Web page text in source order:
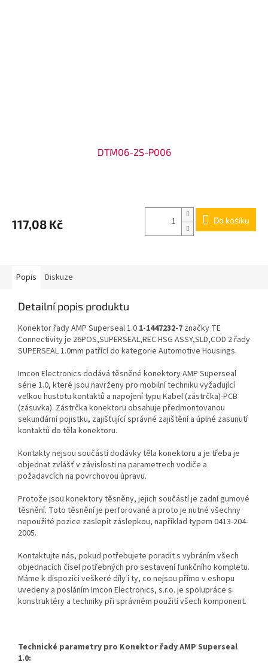
DTM06-2S-P006
117,08 Kč Do košíku
Popis Diskuze
Detailní popis produktu
Konektor řady AMP Superseal 1.0 1-1447232-7 značky TE
Connectivity je 26POS,SUPERSEAL,REC HSG ASSY,SLD,COD 2 řady
SUPERSEAL 1.0mm patřící do kategorie Automotive Housings.
Imcon Electronics dodává těsněné konektory AMP Superseal
série 1.0, které jsou navrženy pro mobilní techniku vyžadující
velkou hustotu kontaktů a napojení typu Kabel (zástrčka)-PCB
(zásuvka). Zástrčka konektoru obsahuje předmontovanou
sekundární pojistku, zajišťující správné zajištění a úplné zasunutí
kontaktů do těla konektoru.
Kontakty nejsou součástí dodávky těla konektoru a je třeba je
objednat zvlášť v závislosti na parametrech vodiče a
požadavcích na povrchovou úpravu.
Protože jsou konektory těsněny, jejich součástí je zadní gumové
těsnění. Toto těsnění je perforované a proto je nutné všechny
nepoužité pozice zaslepit záslepkou, například typem 0413-204-
2005.
Kontaktujte nás, pokud potřebujete poradit s vybráním všech
objednacích čísel potřebných pro sestavení funkčního kompletu.
Máme k dispozici veškeré díly i ty, co nejsou přímo v eshopu
uvedeny a posláním Imcon Electronics, s.r.o. je spolupráce s
konstruktéry a techniky při správném použití všech komponent.
Technické parametry pro Konektor řady AMP Superseal
1.0: